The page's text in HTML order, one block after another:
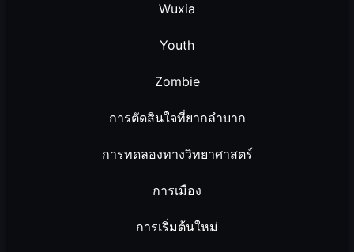
Wuxia
Youth
Zombie
การตัดสินใจที่ยากลำบาก
การทดลองทางวิทยาศาสตร์
การเมือง
การเริ่มต้นใหม่